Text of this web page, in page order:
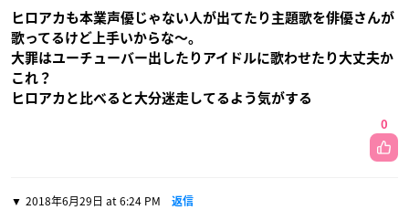
ヒロアカも本業声優じゃない人が出てたり主題歌を俳優さんが
歌ってるけど上手いからな〜。
大罪はユーチューバー出したりアイドルに歌わせたり大丈夫か
これ？
ヒロアカと比べると大分迷走してるよう気がする
0
2018年6月29日 at 6:24 PM 返信